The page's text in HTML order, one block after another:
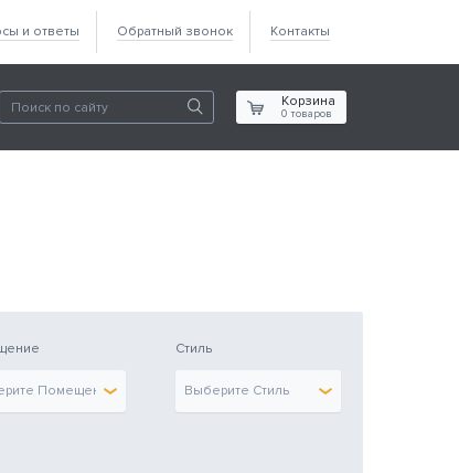
и ответы Обратный звонок Контакты
Корзина
0 товаров
Помещение
Стиль
Выберите Стиль